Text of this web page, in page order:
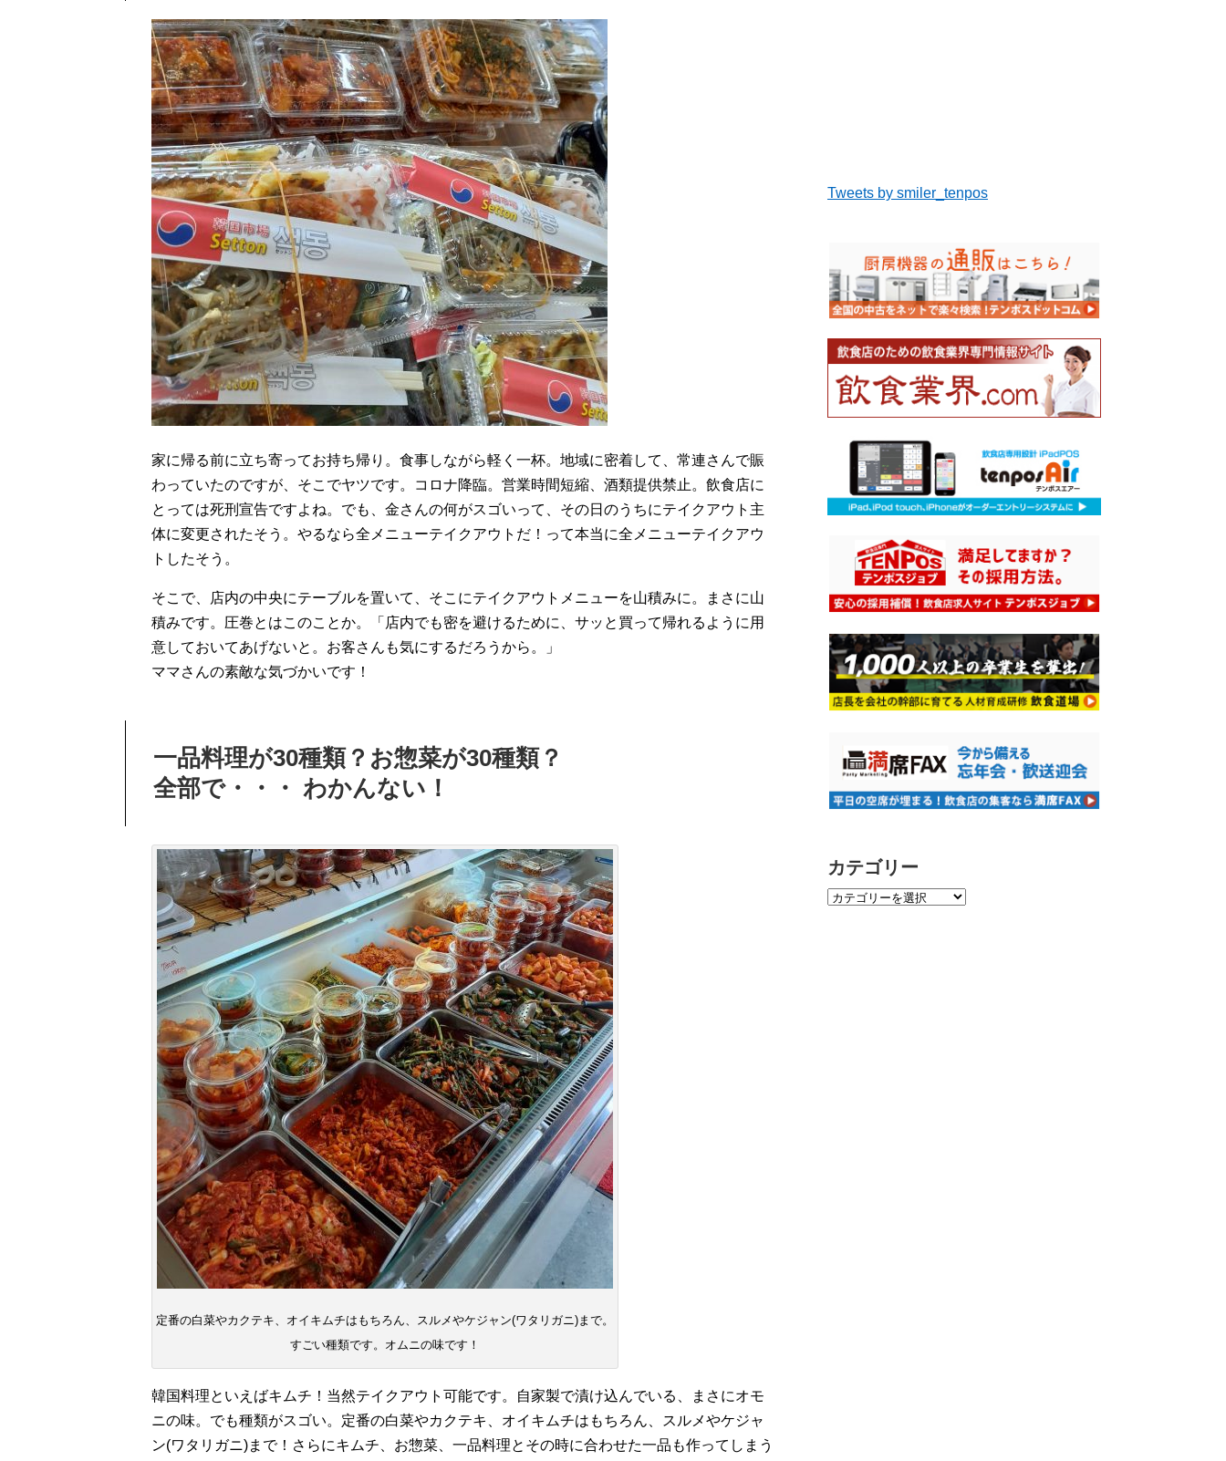
家に帰る前に立ち寄ってお持ち帰り。食事しながら軽く一杯。地域に密着して、常連さんで賑
わっていたのですが、そこでヤツです。コロナ降臨。営業時間短縮、酒類提供禁止。飲食店に
とっては死刑宣告ですよね。でも、金さんの何がスゴいって、その日のうちにテイクアウト主
体に変更されたそう。やるなら全メニューテイクアウトだ！って本当に全メニューテイクアウ
トしたそう。
そこで、店内の中央にテーブルを置いて、そこにテイクアウトメニューを山積みに。まさに山
積みです。圧巻とはこのことか。「店内でも密を避けるために、サッと買って帰れるように用
意しておいてあげないと。お客さんも気にするだろうから。」
ママさんの素敵な気づかいです！
一品料理が30種類？お惣菜が30種類？
全部で・・・ わかんない！
定番の白菜やカクテキ、オイキムチはもちろん、スルメやケジャン(ワタリガニ)まで。
すごい種類です。オムニの味です！
韓国料理といえばキムチ！当然テイクアウト可能です。自家製で漬け込んでいる、まさにオモ
ニの味。でも種類がスゴい。定番の白菜やカクテキ、オイキムチはもちろん、スルメやケジャ
ン(ワタリガニ)まで！さらにキムチ、お惣菜、一品料理とその時に合わせた一品も作ってしまう
Tweets by smiler_tenpos
カテゴリー